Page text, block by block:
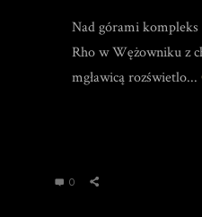
Nad górami kompleks
Rho w Wężowniku z
mgławicą rozświetlo...
0